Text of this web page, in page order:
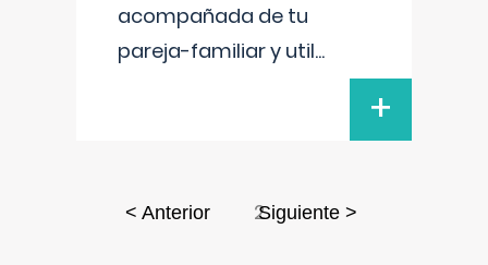
acompañada de tu
pareja-familiar y util...
+
< Anterior 2Siguiente >